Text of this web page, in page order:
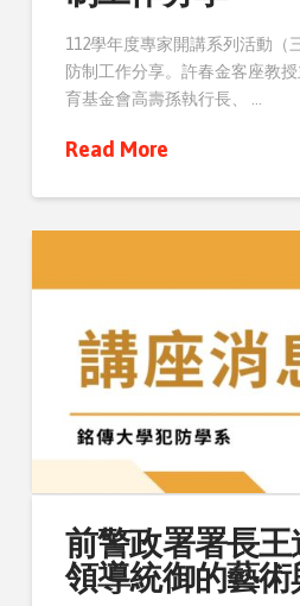
112學年度專家開講系列活動（
防制工作分享。許春金客座教
育基金會高壽孫執行長、 …
Read More
前警政署署長王
領導統御的藝術